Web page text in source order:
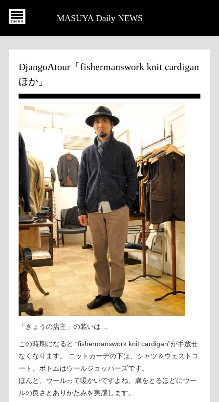
MASUYA Daily NEWS
DjangoAtour「fishermanswork knit cardigan
ほか」
「きょうの店主」の装いは…
この時期になると “fishermanswork knit cardigan”が手放せ
なくなります。 ニットカーデの下は、シャツ＆ウェストコ
ート。ボトムはウールジョッパーズです。
ほんと、ウールって暖かいですよね。歳をとるほどにウー
ルの良さとありがたみを実感します。